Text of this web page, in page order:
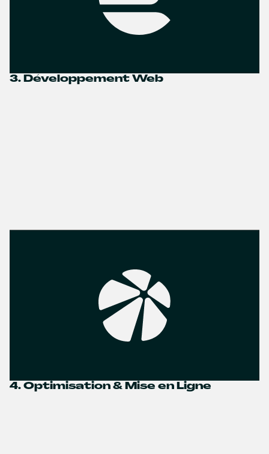
3. Développement Web
4. Optimisation & Mise en Ligne